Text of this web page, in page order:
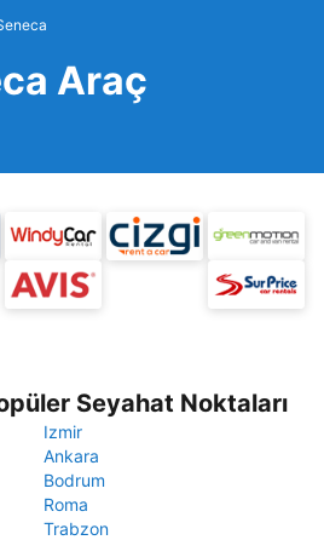
Araç
Seyahat Noktaları
Izmir
Ankara
Bodrum
Roma
Trabzon